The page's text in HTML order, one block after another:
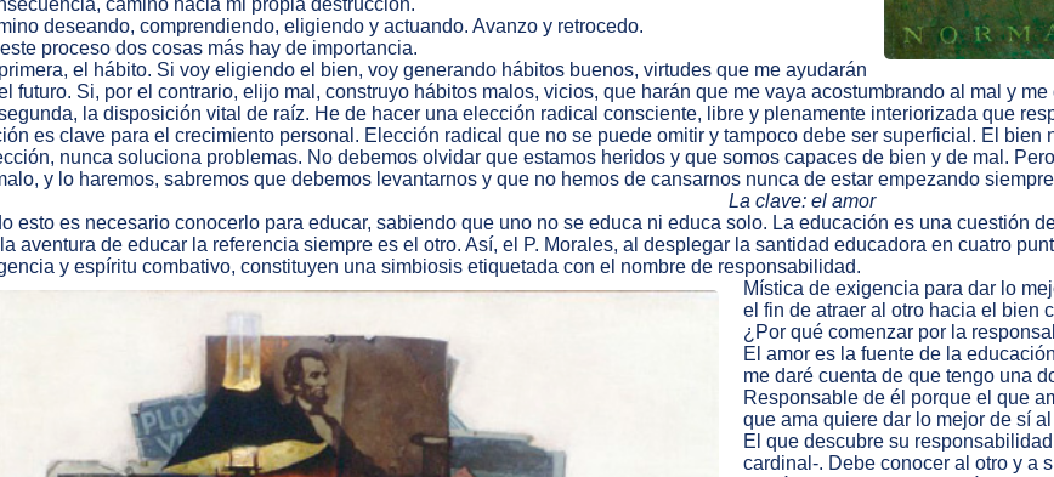
deseando, comprendiendo, eligiendo y actuando. Avanzo y retrocedo.
proceso dos cosas más hay de importancia.
el hábito. Si voy eligiendo el bien, voy generando hábitos buenos, virtudes que me ayudarán
futuro. Si, por el contrario, elijo mal, construyo hábitos malos, vicios, que harán que me vaya acostumbrando al mal y
la disposición vital de raíz. He de hacer una elección radical consciente, libre y plenamente interiorizada que
es clave para el crecimiento personal. Elección radical que no se puede omitir y tampoco debe ser superficial. El
nunca soluciona problemas. No debemos olvidar que estamos heridos y que somos capaces de bien y de mal.
y lo haremos, sabremos que debemos levantarnos y que no hemos de cansarnos nunca de estar empezando
La clave: el amor
esto es necesario conocerlo para educar, sabiendo que uno no se educa ni educa solo. La educación es una cuestión
aventura de educar la referencia siempre es el otro. Así, el P. Morales, al desplegar la santidad educadora en cuatro
y espíritu combativo, constituyen una simbiosis etiquetada con el nombre de responsabilidad.
Mística de exigencia para dar lo
el fin de atraer al otro hacia el bien
¿Por qué comenzar por la
El amor es la fuente de la
me daré cuenta de que tengo una
Responsable de él porque el que
que ama quiere dar lo mejor de sí
El que descubre su
cardinal-. Debe conocer al otro y a